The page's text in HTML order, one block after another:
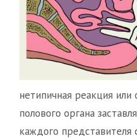
нетипичная реакция или
полового органа
каждого представителя